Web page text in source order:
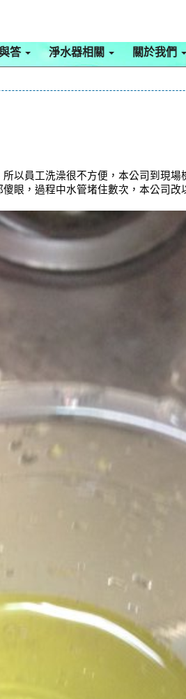
答 淨水器相關 關於我們
以員工洗澡很不方便，本公司到現
眼，過程中水管堵住數次，本公司